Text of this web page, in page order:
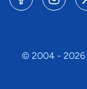
© 2004 - 2026